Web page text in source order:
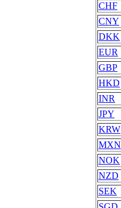
CHF
CNY
DKK
EUR
GBP
HKD
INR
JPY
KRW
MXN
NOK
NZD
SEK